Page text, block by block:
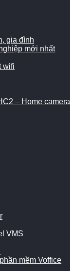
gia đình
mới nhất
wifi
– Home camera
VMS
mềm Voffice